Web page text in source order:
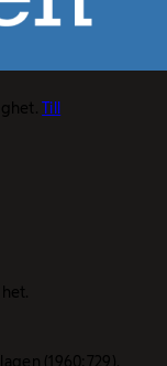
Till
(1960:729).